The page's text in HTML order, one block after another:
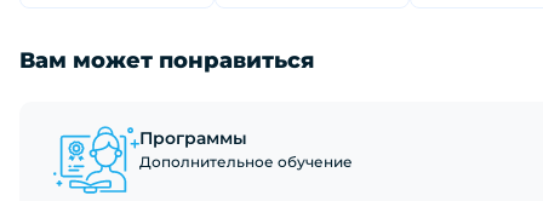
Вам может понравиться
Программы
Дополнительное обучение